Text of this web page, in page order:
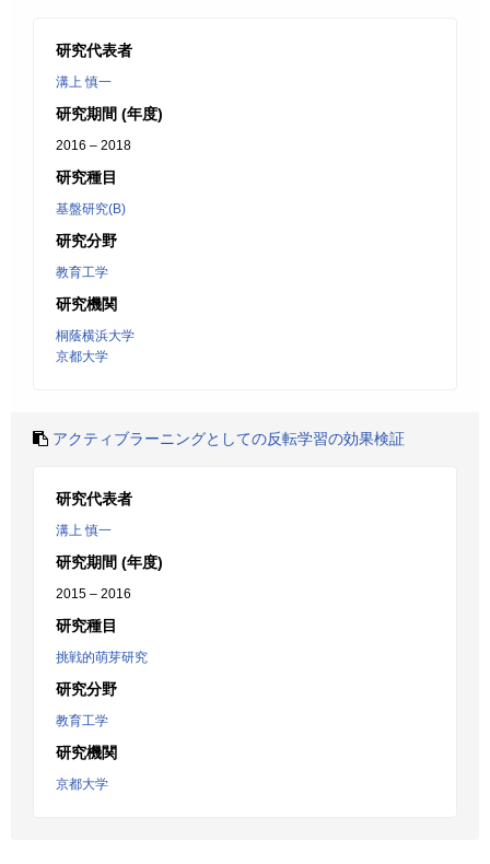
研究代表者
溝上 慎一
研究期間 (年度)
2016 – 2018
研究種目
基盤研究(B)
研究分野
教育工学
研究機関
桐蔭横浜大学
京都大学
アクティブラーニングとしての反転学習の効果検証
研究代表者
溝上 慎一
研究期間 (年度)
2015 – 2016
研究種目
挑戦的萌芽研究
研究分野
教育工学
研究機関
京都大学